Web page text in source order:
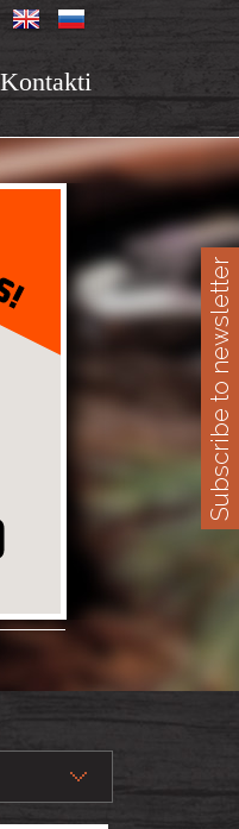
Kontakti
Subscribe to newsletter